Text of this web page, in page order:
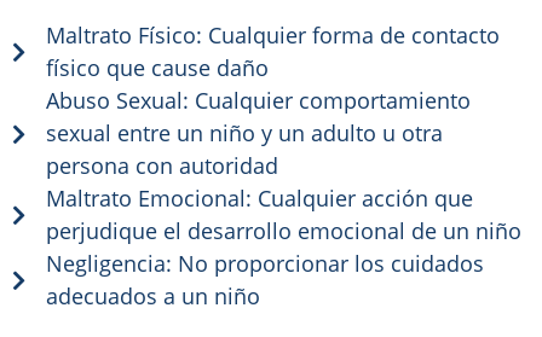
Maltrato Físico: Cualquier forma de contacto
físico que cause daño
Abuso Sexual: Cualquier comportamiento
sexual entre un niño y un adulto u otra
persona con autoridad
Maltrato Emocional: Cualquier acción que
perjudique el desarrollo emocional de un niño
Negligencia: No proporcionar los cuidados
adecuados a un niño